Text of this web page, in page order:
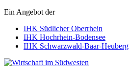
Ein Angebot der
IHK Südlicher Oberrhein
IHK Hochrhein-Bodensee
IHK Schwarzwald-Baar-Heuberg